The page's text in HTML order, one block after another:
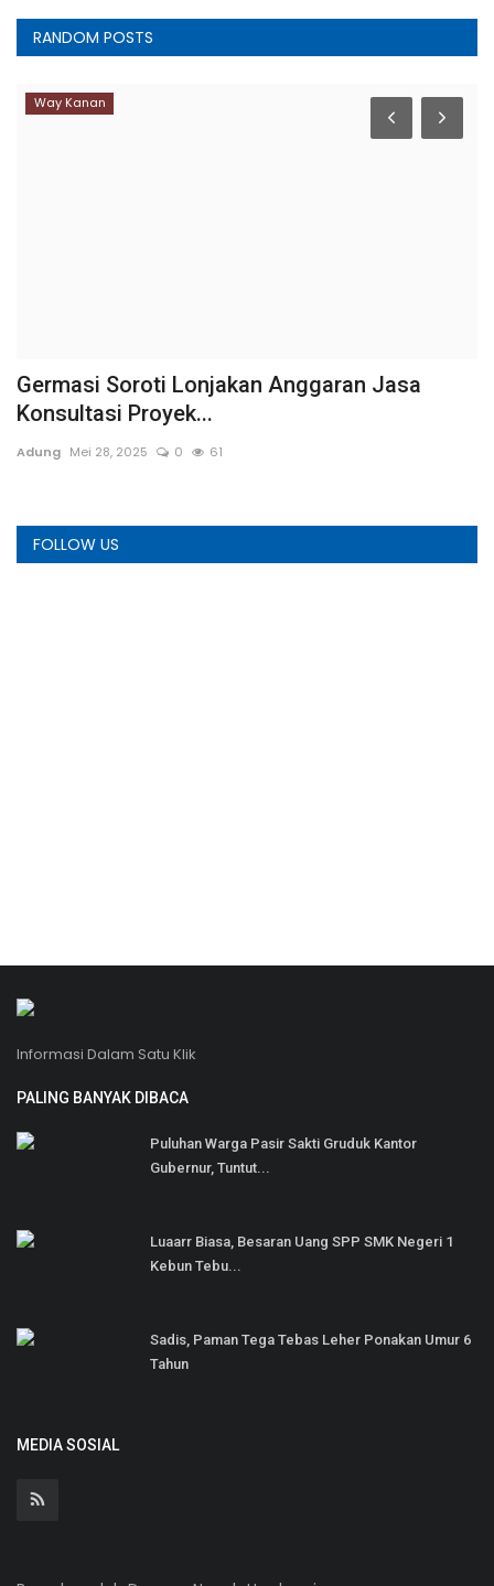
RANDOM POSTS
Way Kanan
Germasi Soroti Lonjakan Anggaran Jasa
Konsultasi Proyek...
Adung Mei 28, 2025 0 61
FOLLOW US
Informasi Dalam Satu Klik
PALING BANYAK DIBACA
Puluhan Warga Pasir Sakti Gruduk Kantor
Gubernur, Tuntut...
Luaarr Biasa, Besaran Uang SPP SMK Negeri 1
Kebun Tebu...
Sadis, Paman Tega Tebas Leher Ponakan Umur 6
Tahun
MEDIA SOSIAL